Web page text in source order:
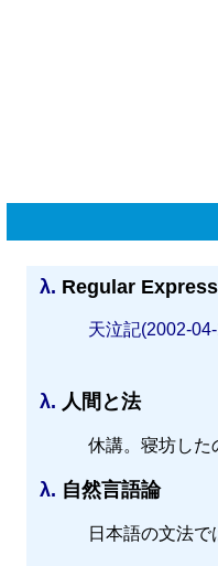
λ. Regular
天泣記(2002-
λ. 人間と法
休講。寝坊し
λ. 自然言語論
日本語の文法